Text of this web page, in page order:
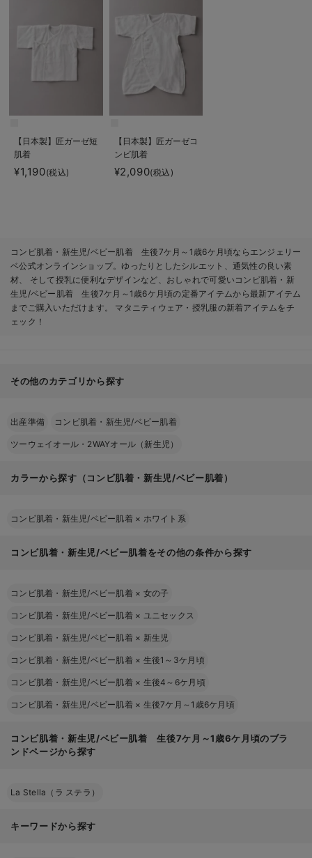
【日本製】匠ガーゼ短
肌着
¥1,190(税込)
【日本製】匠ガーゼコ
ンビ肌着
¥2,090(税込)
コンビ肌着・新生児/ベビー肌着 生後7ケ月～1歳6ケ月頃ならエンジェリー
ベ公式オンラインショップ。ゆったりとしたシルエット、通気性の良い素
材、 そして授乳に便利なデザインなど、おしゃれで可愛いコンビ肌着・新
生児/ベビー肌着 生後7ケ月～1歳6ケ月頃の定番アイテムから最新アイテム
までご購入いただけます。 マタニティウェア・授乳服の新着アイテムをチ
ェック！
その他のカテゴリから探す
出産準備 コンビ肌着・新生児/ベビー肌着
ツーウェイオール・2WAYオール（新生児）
カラーから探す（コンビ肌着・新生児/ベビー肌着）
コンビ肌着・新生児/ベビー肌着 × ホワイト系
コンビ肌着・新生児/ベビー肌着をその他の条件から探す
コンビ肌着・新生児/ベビー肌着 × 女の子
コンビ肌着・新生児/ベビー肌着 × ユニセックス
コンビ肌着・新生児/ベビー肌着 × 新生児
コンビ肌着・新生児/ベビー肌着 × 生後1～3ケ月頃
コンビ肌着・新生児/ベビー肌着 × 生後4～6ケ月頃
コンビ肌着・新生児/ベビー肌着 × 生後7ケ月～1歳6ケ月頃
コンビ肌着・新生児/ベビー肌着 生後7ケ月～1歳6ケ月頃のブラ
ンドページから探す
La Stella（ラ ステラ）
キーワードから探す